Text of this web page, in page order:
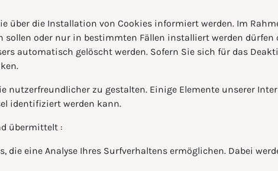
über die Installation von Cookies informiert werden. Im
oder nur in bestimmten Fällen installiert werden dürfen
automatisch gelöscht werden. Sofern Sie sich für das
nutzerfreundlicher zu gestalten. Einige Elemente unserer
identifiziert werden kann.
übermittelt :
die eine Analyse Ihres Surfverhaltens ermöglichen. Dabei